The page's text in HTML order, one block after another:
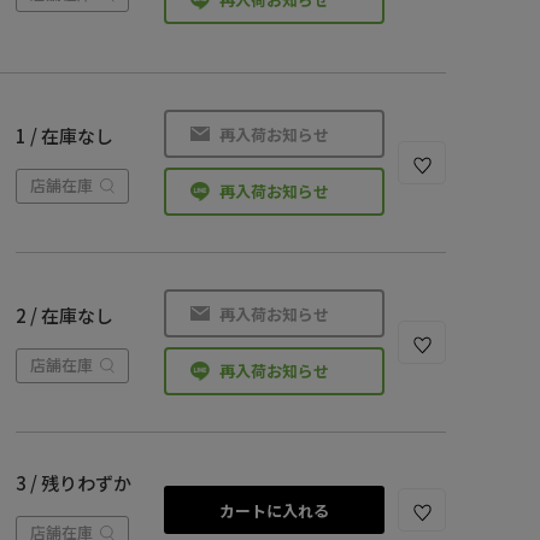
1 / 在庫なし
店舗在庫
再入荷お知らせ
再入荷お知らせ
2 / 在庫なし
店舗在庫
再入荷お知らせ
再入荷お知らせ
3 / 残りわずか
店舗在庫
カートに入れる